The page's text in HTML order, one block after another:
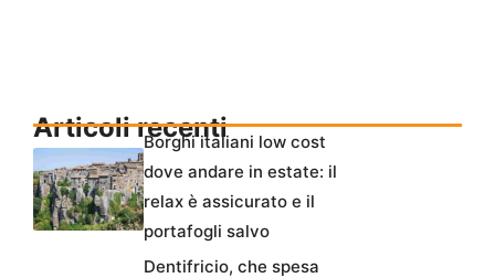
Articoli recentiBorghi italiani low cost
dove andare in estate: il
relax è assicurato e il
portafogli salvo
Dentifricio, che spesa